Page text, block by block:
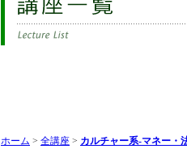
ホーム > 全講座 > カルチャー系-マネー・